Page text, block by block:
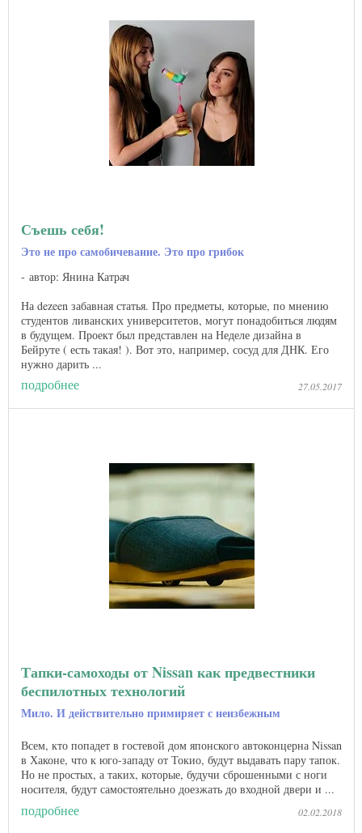
Съешь себя!
Это не про самобичевание. Это про грибок
автор: Янина Катрач
На dezeen забавная статья. Про предметы, которые, по мнению
студентов ливанских университетов, могут понадобиться людям
в будущем. Проект был представлен на Неделе дизайна в
Бейруте ( есть такая! ). Вот это, например, сосуд для ДНК. Его
нужно дарить ...
подробнее 27.05.2017
Тапки-самоходы от Nissan как предвестники
беспилотных технологий
Мило. И действительно примиряет с неизбежным
Всем, кто попадет в гостевой дом японского автоконцерна Nissan
в Хаконе, что к юго-западу от Токио, будут выдавать пару тапок.
Но не простых, а таких, которые, будучи сброшенными с ноги
носителя, будут самостоятельно доезжать до входной двери и ...
подробнее 02.02.2018